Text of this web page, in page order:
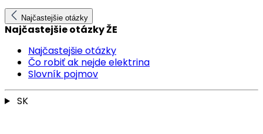
Najčastejšie otázky
Najčastejšie otázky ŽE
Najčastejšie otázky
Čo robiť ak nejde elektrina
Slovník pojmov
SK